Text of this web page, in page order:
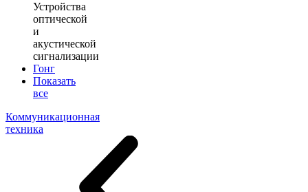
Устройства
оптической
и
акустической
сигнализации
Гонг
Показать
все
Коммуникационная
техника